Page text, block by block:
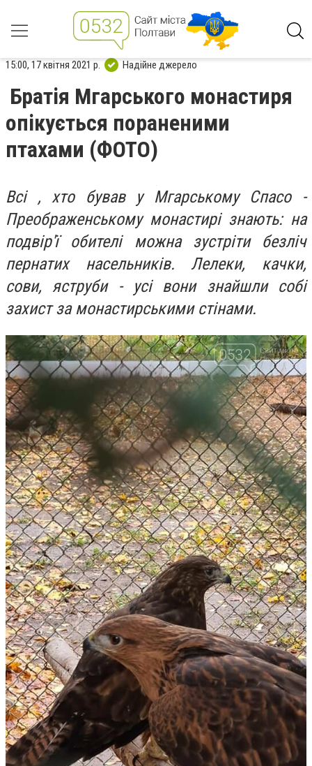
15:00, 17 квітня 2021 р. Надійне джерело
Братія Мгарського монастиря
опікується пораненими
птахами (ФОТО)
Всі , хто бував у Мгарському Спасо -
Преображенському монастирі знають: на
подвір'ї обителі можна зустріти безліч
пернатих насельників. Лелеки, качки,
сови, яструби - усі вони знайшли собі
захист за монастирськими стінами.